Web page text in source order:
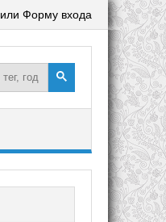
или Форму входа